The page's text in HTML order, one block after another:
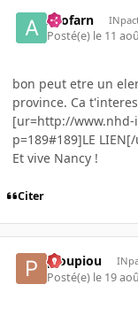
Arofarn
Posté(e) le 11
bon peut etre un
province. Ca
[ur=http://
p=189#189]LE
Et vive Nancy !
Citer
pioupiou
Posté(e) le 19